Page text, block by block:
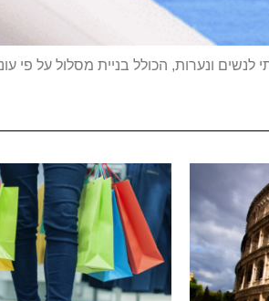
לנשים ונערות, הכולל בניית מסלול על פי